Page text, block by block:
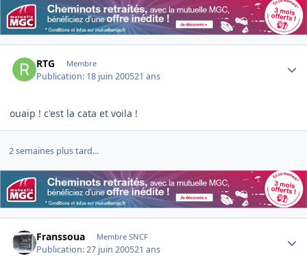
RTG Membre
Publication: 18 juin 200521 ans
ouaip ! c'est la cata et voila !
2 semaines plus tard...
Franssoua Membre SNCF
Publication:27 juin 200521 ans